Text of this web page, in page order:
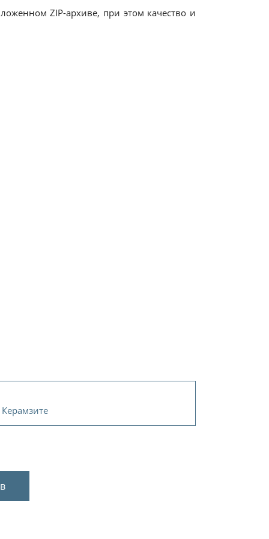
ZIP-архиве, при этом качество и